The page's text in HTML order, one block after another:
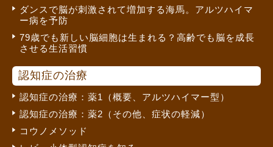
ダンスで脳が刺激されて増加する海馬。アルツハイマ
ー病を予防
79歳でも新しい脳細胞は生まれる？高齢でも脳を成長
させる生活習慣
認知症の治療
認知症の治療：薬1（概要、アルツハイマー型）
認知症の治療：薬2（その他、症状の軽減）
コウノメソッド